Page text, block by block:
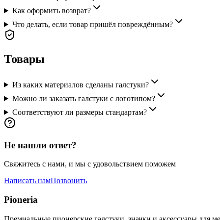
Как оформить возврат?
Что делать, если товар пришёл повреждённым?
Товары
Из каких материалов сделаны галстуки?
Можно ли заказать галстуки с логотипом?
Соответствуют ли размеры стандартам?
Не нашли ответ?
Свяжитесь с нами, и мы с удовольствием поможем
Написать намПозвонить
Pioneria